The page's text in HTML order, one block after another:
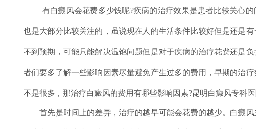
有白癜风会花费多少钱呢?疾病的治疗效果是患者比较关心的
也是大部分比较关注的，虽说现在人的生活条件比较好但是还是
不到预期，可能只能解决温饱问题但是对于疾病的治疗花费还是
者们要多了解一些影响因素尽量避免产生过多的费用，早期的治
不是很多，那治疗白癜风的费用有哪些影响因素?昆明白癜风专科医
首先是时间上的差异，治疗的越早可能会花费的越少。白癜风